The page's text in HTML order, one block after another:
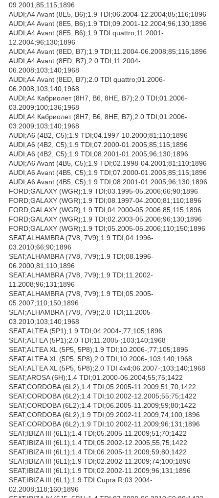
09.2001;85;115;1896
AUDI;A4 Avant (8E5, B6);1.9 TDI;06.2004-12.2004;85;116;1896
AUDI;A4 Avant (8E5, B6);1.9 TDI;09.2001-12.2004;96;130;1896
AUDI;A4 Avant (8E5, B6);1.9 TDI quattro;11.2001-
12.2004;96;130;1896
AUDI;A4 Avant (8ED, B7);1.9 TDI;11.2004-06.2008;85;116;1896
AUDI;A4 Avant (8ED, B7);2.0 TDI;11.2004-
06.2008;103;140;1968
AUDI;A4 Avant (8ED, B7);2.0 TDI quattro;01.2006-
06.2008;103;140;1968
AUDI;A4 Кабриолет (8H7, B6, 8HE, B7);2.0 TDI;01.2006-
03.2009;100;136;1968
AUDI;A4 Кабриолет (8H7, B6, 8HE, B7);2.0 TDI;01.2006-
03.2009;103;140;1968
AUDI;A6 (4B2, C5);1.9 TDI;04.1997-10.2000;81;110;1896
AUDI;A6 (4B2, C5);1.9 TDI;07.2000-01.2005;85;115;1896
AUDI;A6 (4B2, C5);1.9 TDI;08.2001-01.2005;96;130;1896
AUDI;A6 Avant (4B5, C5);1.9 TDI;02.1998-04.2001;81;110;1896
AUDI;A6 Avant (4B5, C5);1.9 TDI;07.2000-01.2005;85;115;1896
AUDI;A6 Avant (4B5, C5);1.9 TDI;08.2001-01.2005;96;130;1896
FORD;GALAXY (WGR);1.9 TDI;03.1995-05.2006;66;90;1896
FORD;GALAXY (WGR);1.9 TDI;08.1997-04.2000;81;110;1896
FORD;GALAXY (WGR);1.9 TDI;04.2000-05.2006;85;115;1896
FORD;GALAXY (WGR);1.9 TDI;02.2003-05.2006;96;130;1896
FORD;GALAXY (WGR);1.9 TDI;05.2005-05.2006;110;150;1896
SEAT;ALHAMBRA (7V8, 7V9);1.9 TDI;04.1996-
03.2010;66;90;1896
SEAT;ALHAMBRA (7V8, 7V9);1.9 TDI;08.1996-
06.2000;81;110;1896
SEAT;ALHAMBRA (7V8, 7V9);1.9 TDI;11.2002-
11.2008;96;131;1896
SEAT;ALHAMBRA (7V8, 7V9);1.9 TDI;05.2005-
05.2007;110;150;1896
SEAT;ALHAMBRA (7V8, 7V9);2.0 TDI;11.2005-
03.2010;103;140;1968
SEAT;ALTEA (5P1);1.9 TDI;04.2004-;77;105;1896
SEAT;ALTEA (5P1);2.0 TDI;11.2005-;103;140;1968
SEAT;ALTEA XL (5P5, 5P8);1.9 TDI;10.2006-;77;105;1896
SEAT;ALTEA XL (5P5, 5P8);2.0 TDI;10.2006-;103;140;1968
SEAT;ALTEA XL (5P5, 5P8);2.0 TDI 4x4;06.2007-;103;140;1968
SEAT;AROSA (6H);1.4 TDI;01.2000-06.2004;55;75;1422
SEAT;CORDOBA (6L2);1.4 TDI;05.2005-11.2009;51;70;1422
SEAT;CORDOBA (6L2);1.4 TDI;10.2002-12.2005;55;75;1422
SEAT;CORDOBA (6L2);1.4 TDI;06.2005-11.2009;59;80;1422
SEAT;CORDOBA (6L2);1.9 TDI;09.2002-11.2009;74;100;1896
SEAT;CORDOBA (6L2);1.9 TDI;10.2002-11.2009;96;131;1896
SEAT;IBIZA III (6L1);1.4 TDI;05.2005-11.2009;51;70;1422
SEAT;IBIZA III (6L1);1.4 TDI;05.2002-12.2005;55;75;1422
SEAT;IBIZA III (6L1);1.4 TDI;06.2005-11.2009;59;80;1422
SEAT;IBIZA III (6L1);1.9 TDI;02.2002-11.2009;74;100;1896
SEAT;IBIZA III (6L1);1.9 TDI;02.2002-11.2009;96;131;1896
SEAT;IBIZA III (6L1);1.9 TDI Cupra R;03.2004-
02.2008;118;160;1896